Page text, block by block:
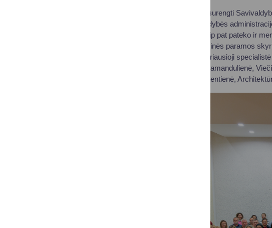
Šiemet pirmą kartą surengti
Druskininkų savivaldybės
pirmąjį dešimtuką taip pat pateko ir
Kirkauskienė, Socialinės paramos
kultūros skyriaus vyriausioji
specialistė Marytė Kamandulienė,
specialistė Ilona Aksentienė,